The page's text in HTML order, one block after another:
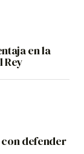
en la
Rey
defender